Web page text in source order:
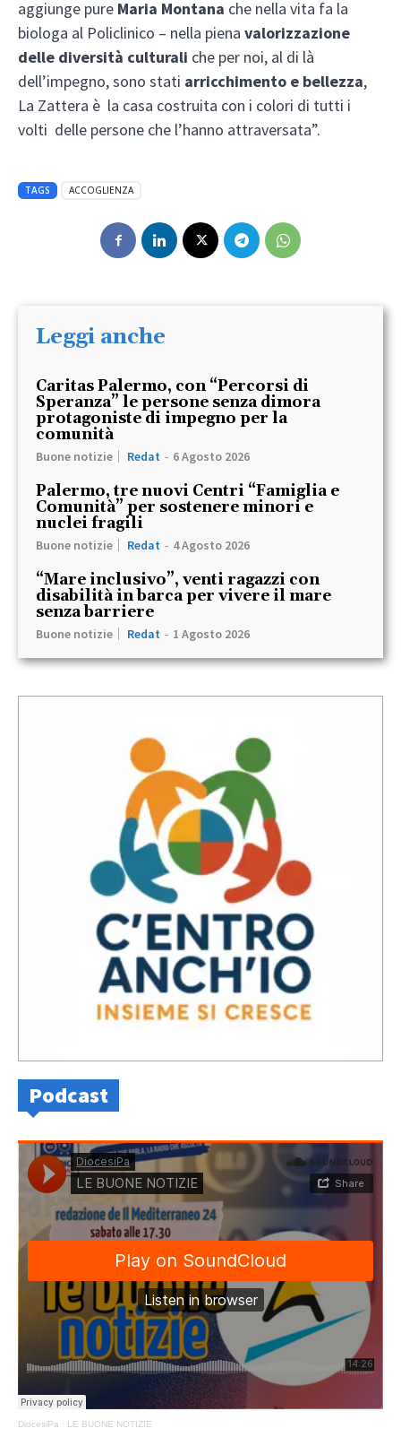
aggiunge pure Maria Montana che nella vita fa la
biologa al Policlinico – nella piena valorizzazione
delle diversità culturali che per noi, al di là
dell’impegno, sono stati arricchimento e bellezza,
La Zattera è la casa costruita con i colori di tutti i
volti delle persone che l’hanno attraversata”.
TAGS ACCOGLIENZA
Leggi anche
Caritas Palermo, con “Percorsi di
Speranza” le persone senza dimora
protagoniste di impegno per la
comunità
Buone notizie Redat - 6 Agosto 2026
Palermo, tre nuovi Centri “Famiglia e
Comunità” per sostenere minori e
nuclei fragili
Buone notizie Redat - 4 Agosto 2026
“Mare inclusivo”, venti ragazzi con
disabilità in barca per vivere il mare
senza barriere
Buone notizie Redat - 1 Agosto 2026
Podcast
DiocesiPa · LE BUONE NOTIZIE